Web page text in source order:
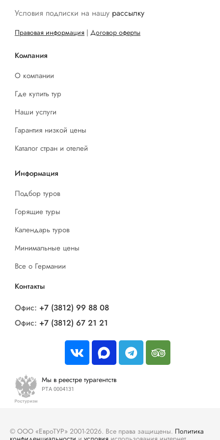
Условия подписки на нашу рассылку
Правовая информация | Договор оферты
Компания
О компании
Где купить тур
Наши услуги
Гарантия низкой цены
Каталог стран и отелей
Информация
Подбор туров
Горящие туры
Календарь туров
Минимальные цены
Все о Германии
Контакты
Офис: +7 (3812) 99 88 08
Офис: +7 (3812) 67 21 21
Мы в реестре турагентств
РТА 0004131
© ООО «ЕвроТУР» 2001-2026. Все права защищены. Политика